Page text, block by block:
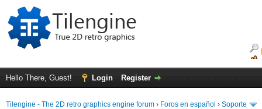
Hello There, Guest! Login Register
Tilengine - The 2D retro graphics engine forum › Foros en español › Soporte